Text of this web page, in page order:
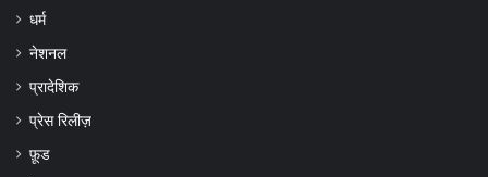
धर्म
नेशनल
प्रादेशिक
प्रेस रिलीज़
फ़ूड